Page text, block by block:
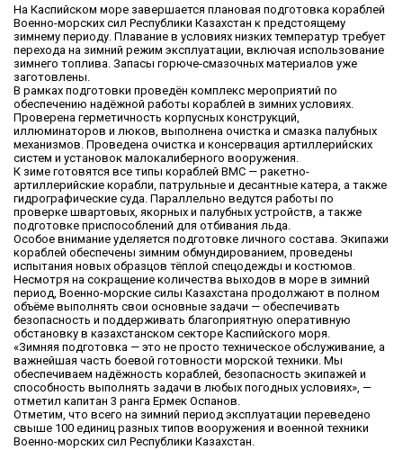
На Каспийском море завершается плановая подготовка кораблей
Военно-морских сил Республики Казахстан к предстоящему
зимнему периоду. Плавание в условиях низких температур требует
перехода на зимний режим эксплуатации, включая использование
зимнего топлива. Запасы горюче-смазочных материалов уже
заготовлены.
В рамках подготовки проведён комплекс мероприятий по
обеспечению надёжной работы кораблей в зимних условиях.
Проверена герметичность корпусных конструкций,
иллюминаторов и люков, выполнена очистка и смазка палубных
механизмов. Проведена очистка и консервация артиллерийских
систем и установок малокалиберного вооружения.
К зиме готовятся все типы кораблей ВМС — ракетно-
артиллерийские корабли, патрульные и десантные катера, а также
гидрографические суда. Параллельно ведутся работы по
проверке швартовых, якорных и палубных устройств, а также
подготовке приспособлений для отбивания льда.
Особое внимание уделяется подготовке личного состава. Экипажи
кораблей обеспечены зимним обмундированием, проведены
испытания новых образцов тёплой спецодежды и костюмов.
Несмотря на сокращение количества выходов в море в зимний
период, Военно-морские силы Казахстана продолжают в полном
объёме выполнять свои основные задачи — обеспечивать
безопасность и поддерживать благоприятную оперативную
обстановку в казахстанском секторе Каспийского моря.
«Зимняя подготовка — это не просто техническое обслуживание, а
важнейшая часть боевой готовности морской техники. Мы
обеспечиваем надёжность кораблей, безопасность экипажей и
способность выполнять задачи в любых погодных условиях», —
отметил капитан 3 ранга Ермек Оспанов.
Отметим, что всего на зимний период эксплуатации переведено
свыше 100 единиц разных типов вооружения и военной техники
Военно-морских сил Республики Казахстан.